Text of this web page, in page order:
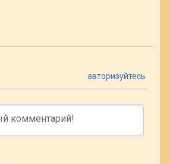
авторизуйтесь